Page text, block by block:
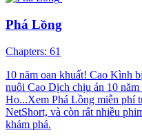
Phá Lồng
Chapters: 61
10 năm oan khuất! Cao Kình
nuôi Cao Dịch chịu án 10
Ho...Xem Phá Lồng miễn phí
NetShort, và còn rất nhiều
khám phá.